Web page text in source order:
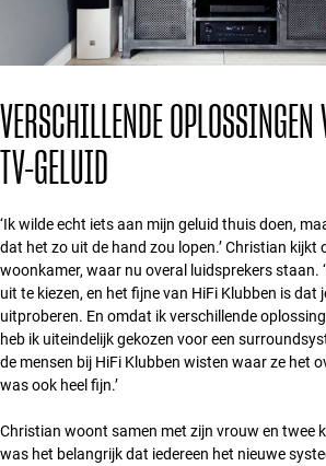
VERSCHILLENDE OPLOSSINGEN
TV-GELUID
‘Ik wilde echt iets aan mijn geluid thuis doen,
dat het zo uit de hand zou lopen.’ Christian kijkt
woonkamer, waar nu overal luidsprekers staan.
uit te kiezen, en het fijne van HiFi Klubben is dat
uitproberen. En omdat ik verschillende
heb ik uiteindelijk gekozen voor een
de mensen bij HiFi Klubben wisten waar ze het
was ook heel fijn.’
Christian woont samen met zijn vrouw en twee
was het belangrijk dat iedereen het nieuwe